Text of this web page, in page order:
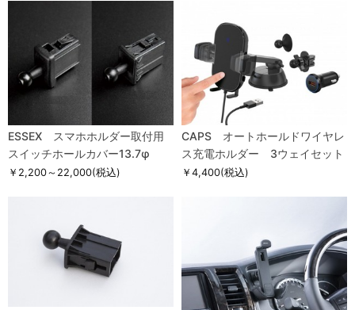
ESSEX スマホホルダー取付用
スイッチホールカバー13.7φ
￥2,200～22,000(税込)
CAPS オートホールドワイヤレ
ス充電ホルダー 3ウェイセット
￥4,400(税込)